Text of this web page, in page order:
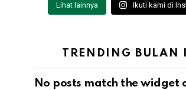
Lihat lainnya Ikuti kami di
TRENDING BULAN
No posts match the widget